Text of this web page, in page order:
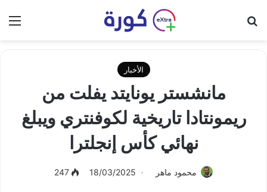
الأخبار
مانشستر يونايتد يفلت من
ريمونتادا تاريخية لكوفنتري ويبلغ
نهائي كأس إنجلترا
محمود ماهر 18/03/2025
247